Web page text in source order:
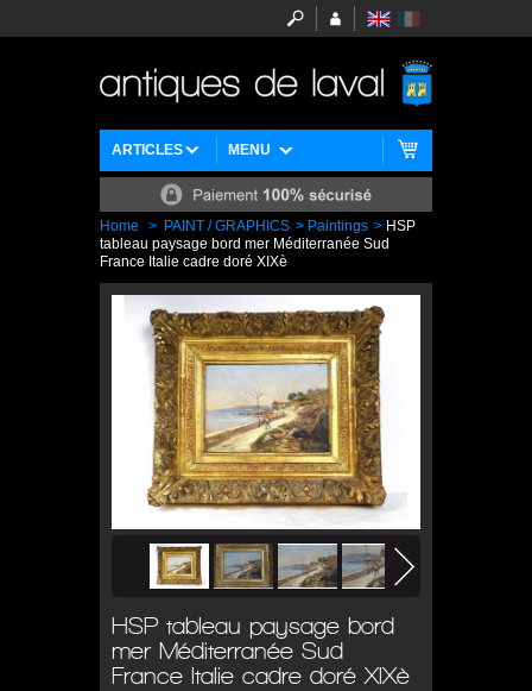
MENU
ARTICLES
Home > PAINT / GRAPHICS > Paintings > HSP
tableau paysage bord mer Méditerranée Sud
France Italie cadre doré XIXè
HSP tableau paysage bord
mer Méditerranée Sud
France Italie cadre doré XIXè